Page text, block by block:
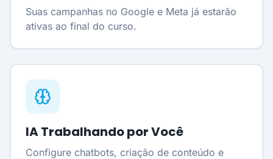
Suas campanhas no Google e Meta já estarão
ativas ao final do curso.
IA Trabalhando por Você
Configure chatbots, criação de conteúdo e